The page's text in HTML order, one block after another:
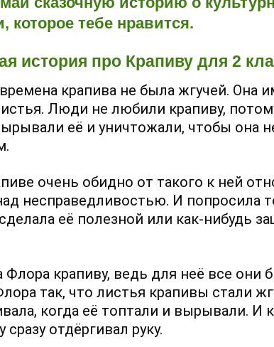
которое тебе нравится.
история про Крапиву для 2
крапива не была жгучей. Она
Люди не любили крапиву,
её и уничтожали, чтобы она
очень обидно от такого к ней
несправедливостью. И попросила
её полезной или как-нибудь
Флора крапиву, ведь для неё все
так, что листья крапивы стали
когда её топтали и вырывали. И
сразу отдёргивал руку.